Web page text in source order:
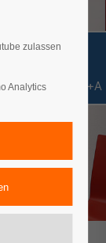
zulassen
AnalyticsShift+Alt+A